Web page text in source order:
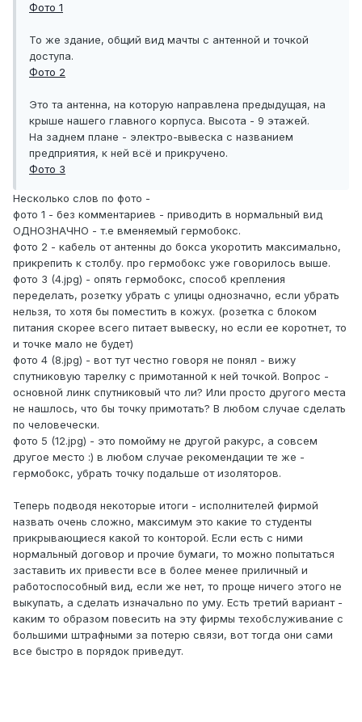
Фото 1
То же здание, общий вид мачты с антенной и точкой
доступа.
Фото 2
Это та антенна, на которую направлена предыдущая, на
крыше нашего главного корпуса. Высота - 9 этажей.
На заднем плане - электро-вывеска с названием
предприятия, к ней всё и прикручено.
Фото 3
Несколько слов по фото -
фото 1 - без комментариев - приводить в нормальный вид
ОДНОЗНАЧНО - т.е вменяемый гермобокс.
фото 2 - кабель от антенны до бокса укоротить максимально,
прикрепить к столбу. про гермобокс уже говорилось выше.
фото 3 (4.jpg) - опять гермобокс, способ крепления
переделать, розетку убрать с улицы однозначно, если убрать
нельзя, то хотя бы поместить в кожух. (розетка с блоком
питания скорее всего питает вывеску, но если ее коротнет, то
и точке мало не будет)
фото 4 (8.jpg) - вот тут честно говоря не понял - вижу
спутниковую тарелку с примотанной к ней точкой. Вопрос -
основной линк спутниковый что ли? Или просто другого места
не нашлось, что бы точку примотать? В любом случае сделать
по человечески.
фото 5 (12.jpg) - это помойму не другой ракурс, а совсем
другое место :) в любом случае рекомендации те же -
гермобокс, убрать точку подальше от изоляторов.
Теперь подводя некоторые итоги - исполнителей фирмой
назвать очень сложно, максимум это какие то студенты
прикрывающиеся какой то конторой. Если есть с ними
нормальный договор и прочие бумаги, то можно попытаться
заставить их привести все в более менее приличный и
работоспособный вид, если же нет, то проще ничего этого не
выкупать, а сделать изначально по уму. Есть третий вариант -
каким то образом повесить на эту фирмы техобслуживание с
большими штрафными за потерю связи, вот тогда они сами
все быстро в порядок приведут.